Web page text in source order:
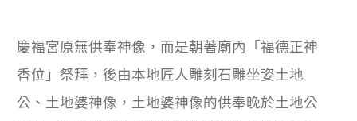
慶福宮原無供奉神像，而是朝著廟內「福德正神
香位」祭拜，後由本地匠人雕刻石雕坐姿土地
公、土地婆神像，土地婆神像的供奉晚於土地公